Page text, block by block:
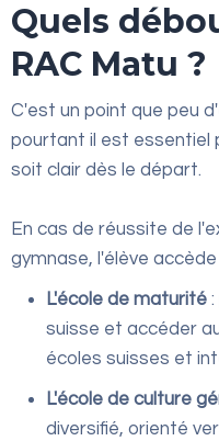
Quels
RAC Matu ?
C'est un point que peu
pourtant il est essentiel
soit clair dès le départ.
En cas de réussite de
gymnase, l'élève accède
L'école de maturité
suisse et accéder
écoles suisses et
L'école de culture
diversifié, orienté